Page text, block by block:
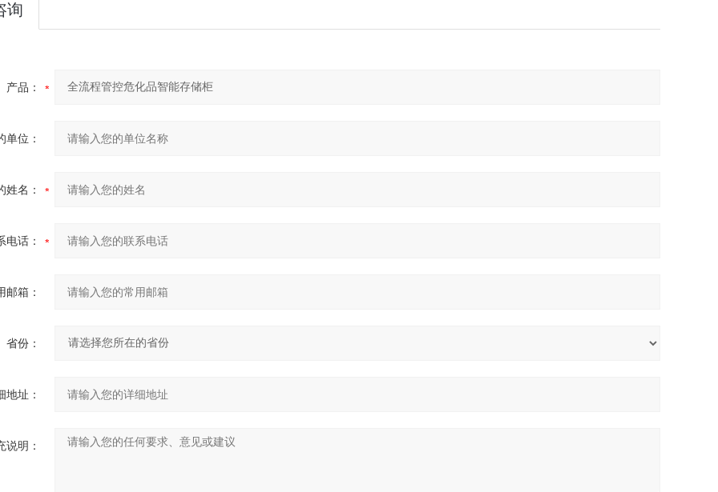
询
产品：
单位：
姓名：
电话：
邮箱：
省份：
地址：
说明：